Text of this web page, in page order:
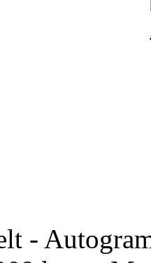
-